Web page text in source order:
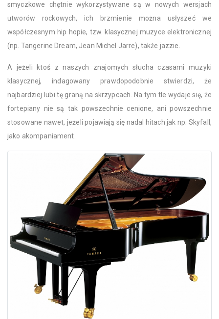
smyczkowe chętnie wykorzystywane są w nowych wersjach
utworów rockowych, ich brzmienie można usłyszeć we
współczesnym hip hopie, tzw. klasycznej muzyce elektronicznej
(np. Tangerine Dream, Jean Michel Jarre), także jazzie.
A jeżeli ktoś z naszych znajomych słucha czasami muzyki
klasycznej, indagowany prawdopodobnie stwierdzi, że
najbardziej lubi tę graną na skrzypcach. Na tym tle wydaje się, że
fortepiany nie są tak powszechnie cenione, ani powszechnie
stosowane nawet, jeżeli pojawiają się nadal hitach jak np. Skyfall,
jako akompaniament.